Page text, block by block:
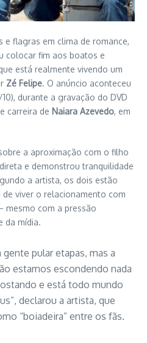
e flagras em clima de romance,
colocar fim aos boatos e
está realmente vivendo um
Zé Felipe. O anúncio aconteceu
durante a gravação do DVD
carreira de Naiara Azevedo, em
a aproximação com o filho
e demonstrou tranquilidade
a artista, os dois estão
viver o relacionamento com
com a pressão
da mídia.
pular etapas, mas a
estamos escondendo nada
e está todo mundo
declarou a artista, que
“boiadeira” entre os fãs.